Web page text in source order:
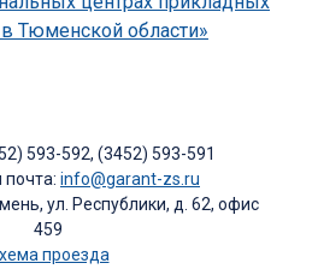
Тюменской области»
593-592, (3452) 593-591
почта: info@garant-zs.ru
ул. Республики, д. 62, офис
459
проезда